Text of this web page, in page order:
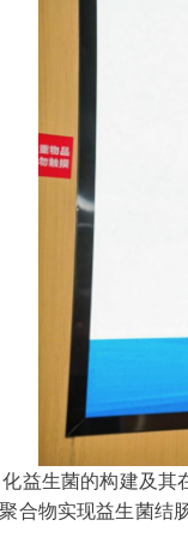
益生菌的构建及
合物实现益生菌